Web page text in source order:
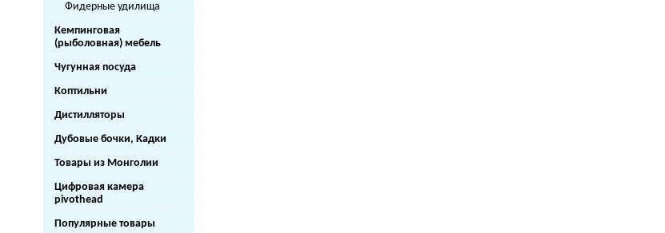
Фидерные удилища
Кемпинговая
(рыболовная) мебель
Чугунная посуда
Коптильни
Дистилляторы
Дубовые бочки, Кадки
Товары из Монголии
Цифровая камера
pivothead
Популярные товары